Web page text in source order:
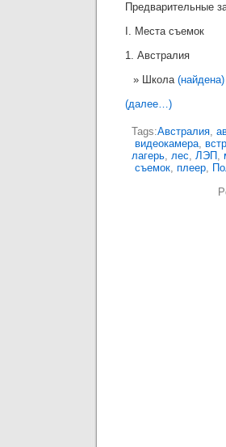
Предварительные
I. Места съемок
1. Австралия
Школа (найдена)
(далее…)
Tags:Австралия,
видеокамера,
лагерь, лес, ЛЭП ,
съемок, плеер,